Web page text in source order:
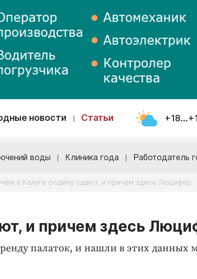
новости Статьи
воды Клиника года Работодатель
в Калуге родину сдают, и причем здесь Люцифер
и причем здесь
палаток, и нашли в этих данных